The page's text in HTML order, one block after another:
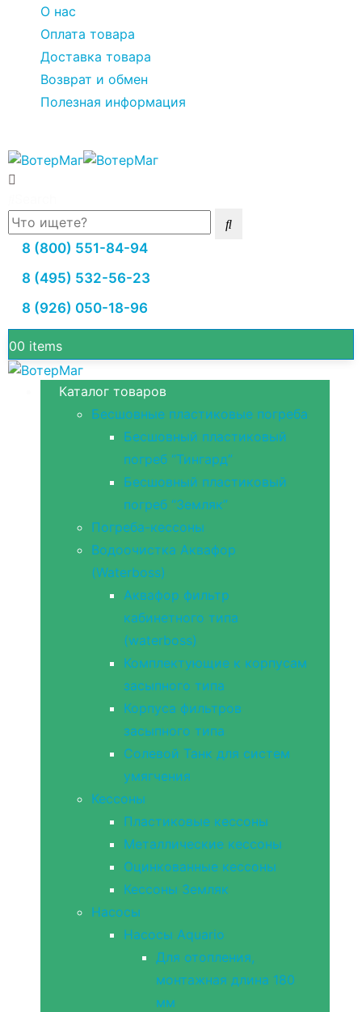
О нас
Оплата товара
Доставка товара
Возврат и обмен
Полезная информация
8 (800) 551-84-94
8 (495) 532-56-23
8 (926) 050-18-96
00 items
Каталог товаров
Бесшовные пластиковые погреба
Бесшовный пластиковый
погреб “Тингард”
Бесшовный пластиковый
погреб “Земляк”
Погреба-кессоны
Водоочистка Аквафор
(Waterboss)
Аквафор фильтр
кабинетного типа
(waterboss)
Комплектующие к корпусам
засыпного типа
Корпуса фильтров
засыпного типа
Солевой Танк для систем
умягчения
Кессоны
Пластиковые кессоны
Металлические кессоны
Оцинкованные кессоны
Кессоны Земляк
Насосы
Насосы Aquario
Для отопления,
монтажная длина 180
мм